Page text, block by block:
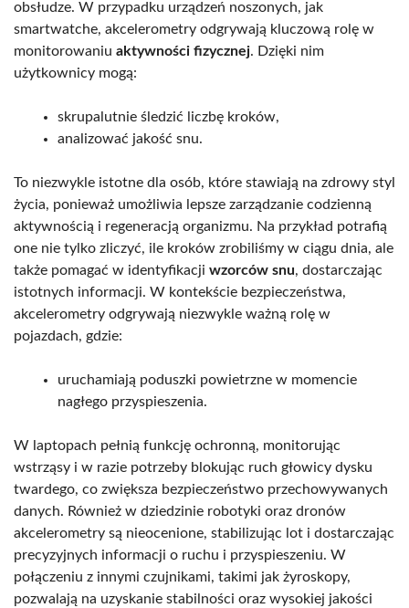
obsłudze. W przypadku urządzeń noszonych, jak
smartwatche, akcelerometry odgrywają kluczową rolę w
monitorowaniu aktywności fizycznej. Dzięki nim
użytkownicy mogą:
skrupalutnie śledzić liczbę kroków,
analizować jakość snu.
To niezwykle istotne dla osób, które stawiają na zdrowy styl
życia, ponieważ umożliwia lepsze zarządzanie codzienną
aktywnością i regeneracją organizmu. Na przykład potrafią
one nie tylko zliczyć, ile kroków zrobiliśmy w ciągu dnia, ale
także pomagać w identyfikacji wzorców snu, dostarczając
istotnych informacji. W kontekście bezpieczeństwa,
akcelerometry odgrywają niezwykle ważną rolę w
pojazdach, gdzie:
uruchamiają poduszki powietrzne w momencie
nagłego przyspieszenia.
W laptopach pełnią funkcję ochronną, monitorując
wstrząsy i w razie potrzeby blokując ruch głowicy dysku
twardego, co zwiększa bezpieczeństwo przechowywanych
danych. Również w dziedzinie robotyki oraz dronów
akcelerometry są nieocenione, stabilizując lot i dostarczając
precyzyjnych informacji o ruchu i przyspieszeniu. W
połączeniu z innymi czujnikami, takimi jak żyroskopy,
pozwalają na uzyskanie stabilności oraz wysokiej jakości